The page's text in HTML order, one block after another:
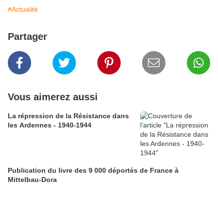
#Actualité
Partager
Vous aimerez aussi
La répression de la Résistance dans
les Ardennes - 1940-1944
Publication du livre des 9 000 déportés de France à
Mittelbau-Dora